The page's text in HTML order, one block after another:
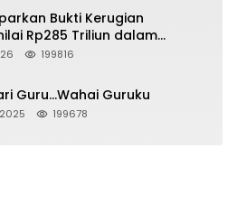
Bukti Kerugian
Rp285 Triliun dalam
Korupsi PT Pertamina
199816
Guru…Wahai Guruku
199678